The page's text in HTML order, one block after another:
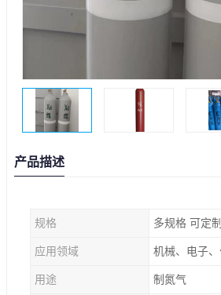
产品描述
规格 多规格 可定制
应用领域
用途 制氮气